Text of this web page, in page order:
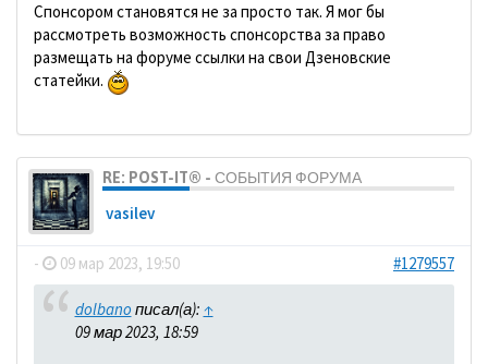
Спонсором становятся не за просто так. Я мог бы
рассмотреть возможность спонсорства за право
размещать на форуме ссылки на свои Дзеновские
статейки.
RE: POST-IT® - СОБЫТИЯ ФОРУМА
vasilev
- 09 мар 2023, 19:50 #1279557
dolbano писал(а): ↑
09 мар 2023, 18:59